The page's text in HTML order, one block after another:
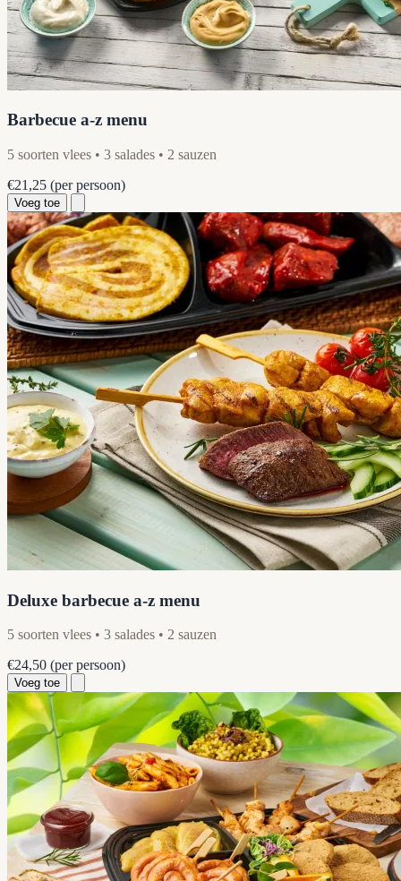
Barbecue a-z menu
5 soorten vlees • 3 salades • 2 sauzen
€21,25 (per persoon)
Voeg toe
Deluxe barbecue a-z menu
5 soorten vlees • 3 salades • 2 sauzen
€24,50 (per persoon)
Voeg toe